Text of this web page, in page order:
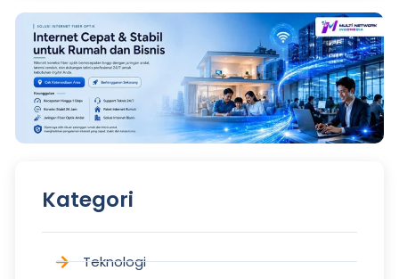
Kategori
Teknologi